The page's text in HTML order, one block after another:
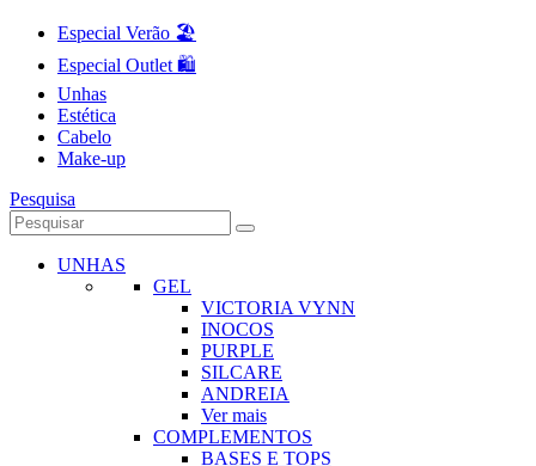
Especial Verão 🏖️
Especial Outlet 🛍️
Unhas
Estética
Cabelo
Make-up
Pesquisa
UNHAS
GEL
VICTORIA VYNN
INOCOS
PURPLE
SILCARE
ANDREIA
Ver mais
COMPLEMENTOS
BASES E TOPS